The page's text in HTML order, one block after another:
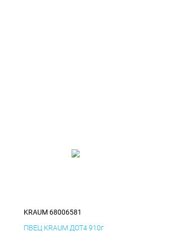
KRAUM 68006581
ПВЕЦ KRAUM ДОТ4 910г